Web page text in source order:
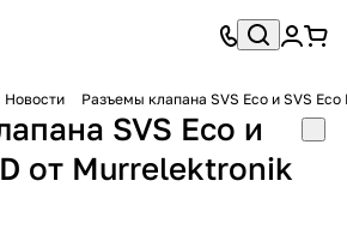
Новости Разъемы клапана SVS Eco и SVS
SVS Eco и
от Murrelektronik